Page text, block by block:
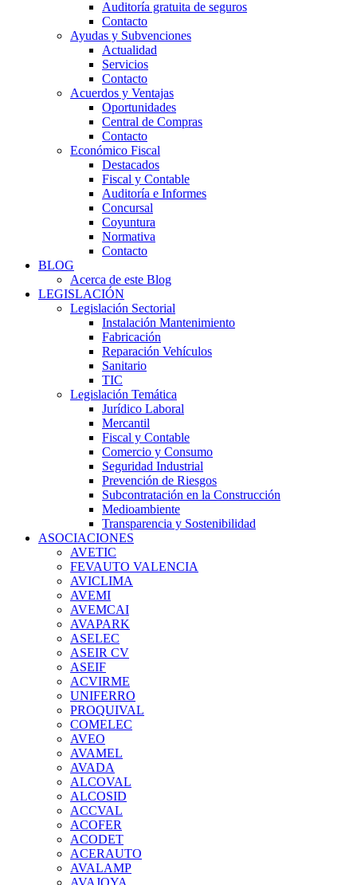
Auditoría gratuita de seguros
Contacto
Ayudas y Subvenciones
Actualidad
Servicios
Contacto
Acuerdos y Ventajas
Oportunidades
Central de Compras
Contacto
Económico Fiscal
Destacados
Fiscal y Contable
Auditoría e Informes
Concursal
Coyuntura
Normativa
Contacto
BLOG
Acerca de este Blog
LEGISLACIÓN
Legislación Sectorial
Instalación Mantenimiento
Fabricación
Reparación Vehículos
Sanitario
TIC
Legislación Temática
Jurídico Laboral
Mercantil
Fiscal y Contable
Comercio y Consumo
Seguridad Industrial
Prevención de Riesgos
Subcontratación en la Construcción
Medioambiente
Transparencia y Sostenibilidad
ASOCIACIONES
AVETIC
FEVAUTO VALENCIA
AVICLIMA
AVEMI
AVEMCAI
AVAPARK
ASELEC
ASEIR CV
ASEIF
ACVIRME
UNIFERRO
PROQUIVAL
COMELEC
AVEO
AVAMEL
AVADA
ALCOVAL
ALCOSID
ACCVAL
ACOFER
ACODET
ACERAUTO
AVALAMP
AVAJOYA